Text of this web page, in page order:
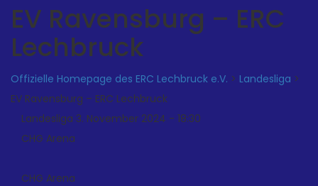
EV Ravensburg – ERC
Lechbruck
Offizielle Homepage des ERC Lechbruck e.V. > Landesliga >
EV Ravensburg – ERC Lechbruck
Landesliga 3. November 2024 - 18:30
CHG Arena
CHG Arena